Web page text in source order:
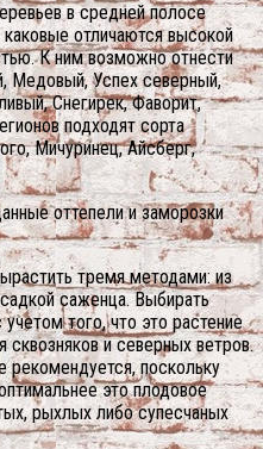
в средней полосе
отличаются высокой
К ним возможно отнести
Успех северный,
Снегирек, Фаворит,
подходят сорта
Мичуринец, Айсберг,
оттепели и заморозки
тремя методами: из
саженца. Выбирать
того, что это растение
сквозняков и северных ветров.
рекомендуется, поскольку
это плодовое
рыхлых либо супесчаных